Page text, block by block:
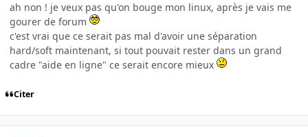
ah non ! je veux pas qu'on bouge mon linux, après je vais me
gourer de forum
c'est vrai que ce serait pas mal d'avoir une séparation
hard/soft maintenant, si tout pouvait rester dans un grand
cadre "aide en ligne" ce serait encore mieux
Citer